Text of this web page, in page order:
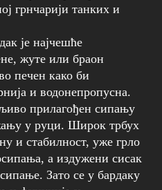
грнчарији танких и
је најчешће
жуте или браон
печен како би
и водонепропусна.
прилагођен сипању
у руци. Широк трбух
и стабилност, уже грло
а издужени сисак
Зато се у бардаку